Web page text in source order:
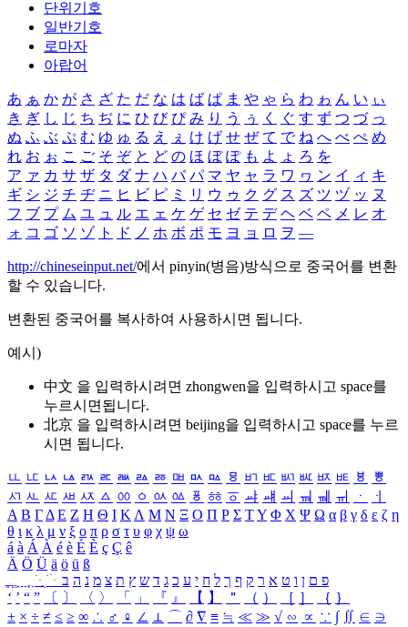
단위기호
일반기호
로마자
아랍어
あ ぁ か が さ ざ た だ な は ば ぱ ま や ゃ ら わ ゎ ん い ぃ
き ぎ し じ ち ぢ に ひ び ぴ み り う ぅ く ぐ す ず つ づ っ
ぬ ふ ぶ ぷ む ゆ ゅ る え ぇ け げ せ ぜ て で ね へ べ ぺ め
れ お ぉ こ ご そ ぞ と ど の ほ ぼ ぽ も よ ょ ろ を
ア ァ カ サ ザ タ ダ ナ ハ バ パ マ ヤ ャ ラ ワ ヮ ン イ ィ キ
ギ シ ジ チ ヂ ニ ヒ ビ ピ ミ リ ウ ゥ ク グ ス ズ ツ ヅ ッ ヌ
フ ブ プ ム ユ ュ ル エ ェ ケ ゲ セ ゼ テ デ ヘ ベ ペ メ レ オ
ォ コ ゴ ソ ゾ ト ド ノ ホ ボ ポ モ ヨ ョ ロ ヲ ―
http://chineseinput.net/에서 pinyin(병음)방식으로 중국어를 변환
할 수 있습니다.
변환된 중국어를 복사하여 사용하시면 됩니다.
예시)
中文 을 입력하시려면 zhongwen을 입력하시고 space를
누르시면됩니다.
北京 을 입력하시려면 beijing을 입력하시고 space를 누르
시면 됩니다.
ㅥ ㅦ ㅧ ㅨ ㅩ ㅪ ㅫ ㅬ ㅭ ㅮ ㅯ ㅰ ㅱ ㅲ ㅳ ㅴ ㅵ ㅶ ㅷ ㅸ
ㅹ
ㅺ ㅻ ㅼ ㅽ ㅾ ㅿ ㆀ ㆁ ㆂ ㆃ ㆄ ㆅ ㆆ ㆇ ㆈ ㆉ ㆊ ㆋ ㆌ ㆍ
ㆎ
Α Β ΓΔ Ε Ζ Η Θ Ι ΚΛ Μ Ν Ξ Ο Π Ρ Σ ΤΥ Φ Χ Ψ Ω α β γ δ ε ζ η
θ ι κ λ μ ν ξ ο π ρ σ τ υ φ χ ψ ω
á à Á À é è É È ç Ç ê
Ä Ö Ü ä ö ü ß
ִֶֹ ֻּ ׁׂ פ ם ן ו ט א ר ק ף ך ל ח י ע כ ג ד ש ץ ת צ מ נ ה ב
‘ ’ “ ” 〔 〕 〈 〉 「 」 『 』 【 】 ＂ （ ） ［ ］ ｛ ｝
± × ÷ ≠ ≤ ≥ ∞ ∴ ♂ ♀ ∠ ⊥ ⌒ ∂ ∇ ≡ ≒ ≪ ≫ √ ∽ ∝ ∵ ∫ ∬ ∈ ∋